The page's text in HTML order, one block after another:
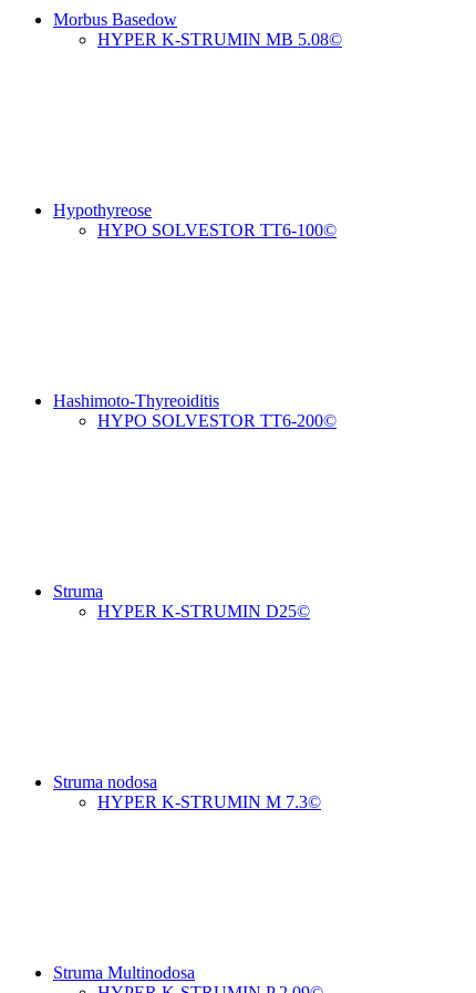
Morbus Basedow
HYPER K-STRUMIN MB 5.08©
Hypothyreose
HYPO SOLVESTOR TT6-100©
Hashimoto-Thyreoiditis
HYPO SOLVESTOR TT6-200©
Struma
HYPER K-STRUMIN D25©
Struma nodosa
HYPER K-STRUMIN M 7.3©
Struma Multinodosa